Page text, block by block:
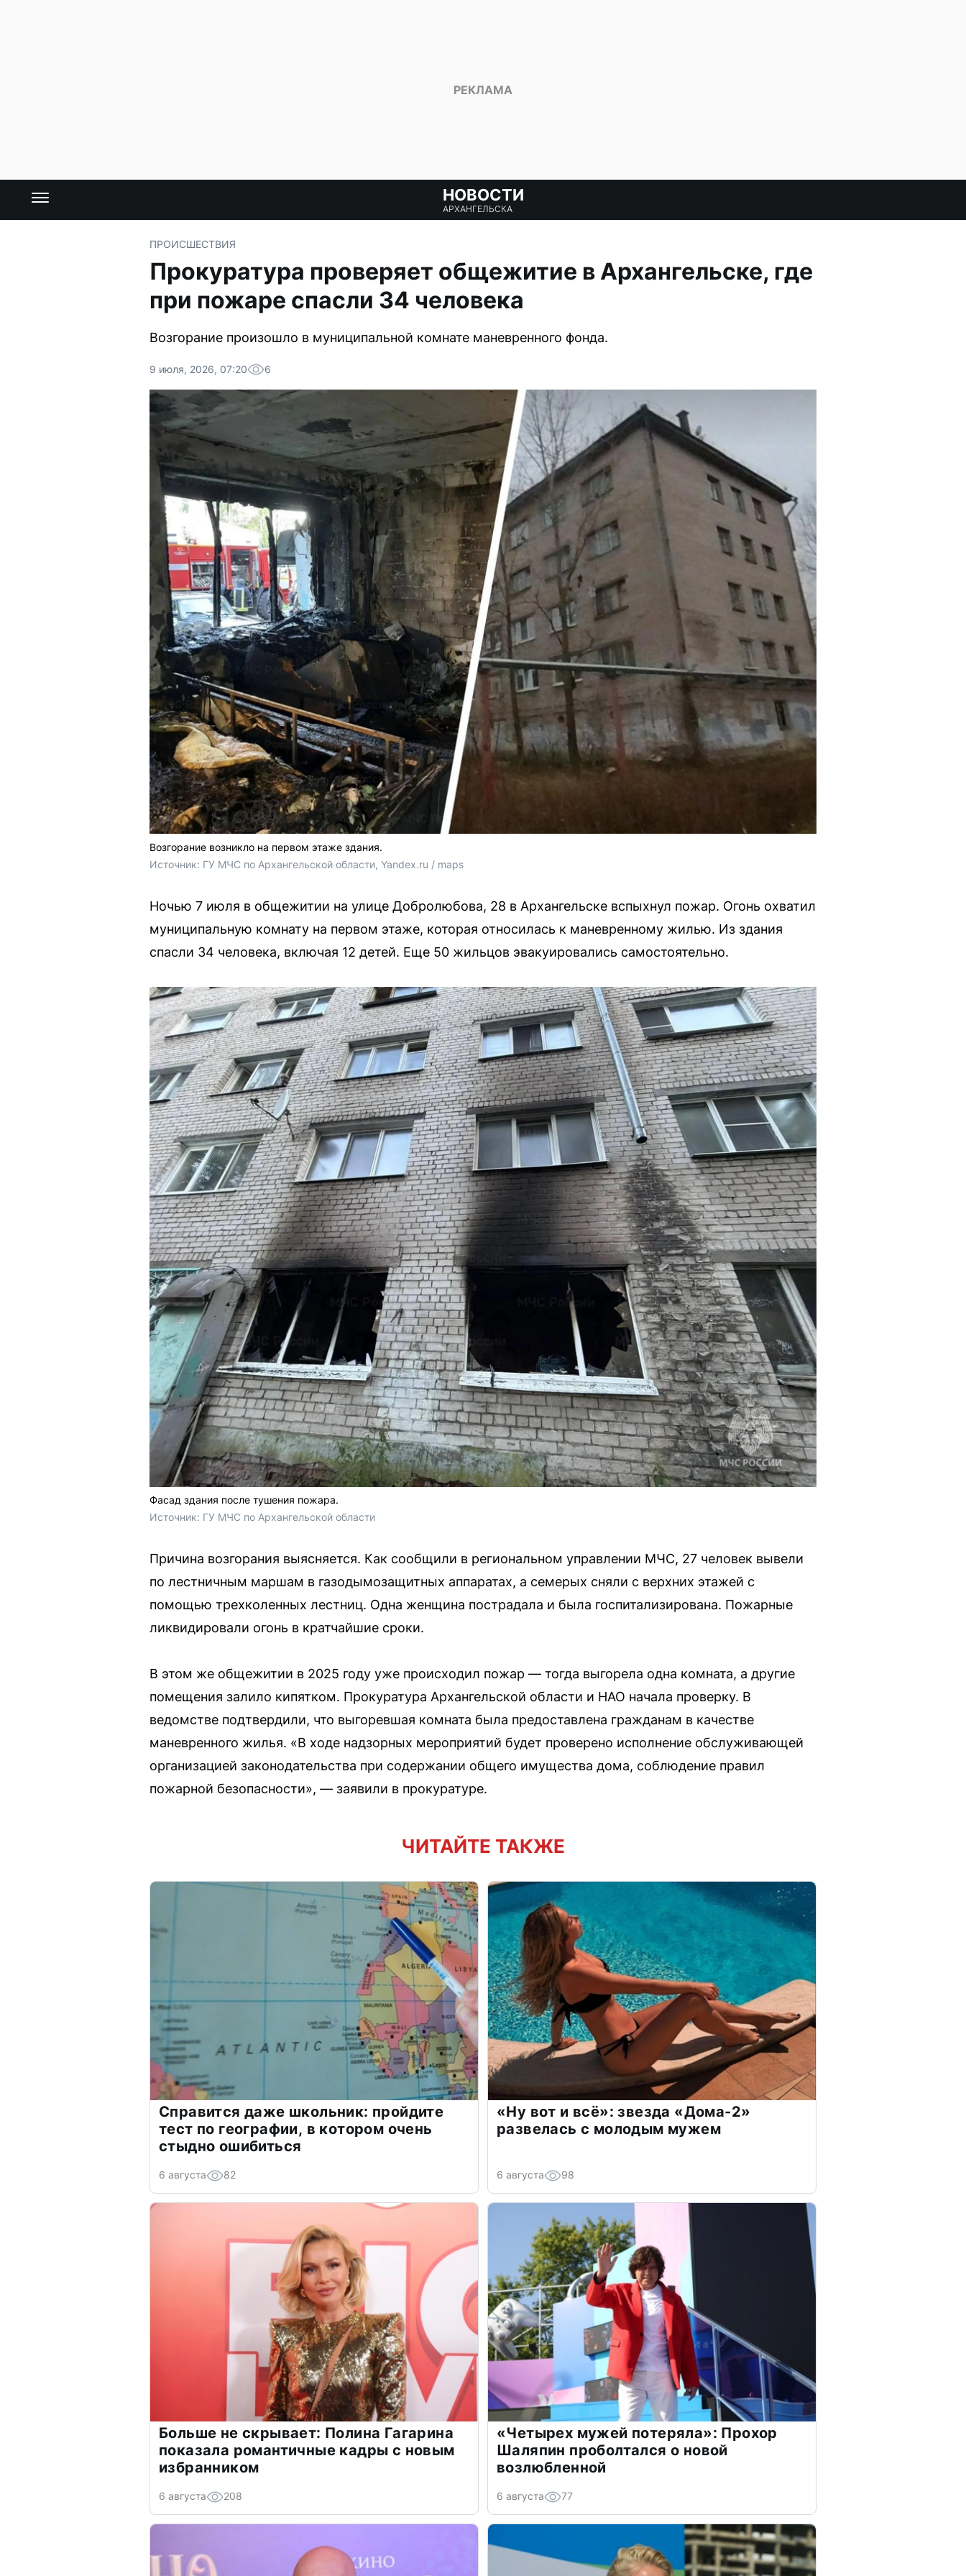
НОВОСТИ
АРХАНГЕЛЬСКА
ПРОИСШЕСТВИЯ
Прокуратура проверяет общежитие в Архангельске, где
при пожаре спасли 34 человека
Возгорание произошло в муниципальной комнате маневренного фонда.
9 июля, 2026, 07:20 6
Возгорание возникло на первом этаже здания.
Источник: ГУ МЧС по Архангельской области, Yandex.ru / maps
Ночью 7 июля в общежитии на улице Добролюбова, 28 в Архангельске вспыхнул пожар. Огонь охватил
муниципальную комнату на первом этаже, которая относилась к маневренному жилью. Из здания
спасли 34 человека, включая 12 детей. Еще 50 жильцов эвакуировались самостоятельно.
Фасад здания после тушения пожара.
Источник: ГУ МЧС по Архангельской области
Причина возгорания выясняется. Как сообщили в региональном управлении МЧС, 27 человек вывели
по лестничным маршам в газодымозащитных аппаратах, а семерых сняли с верхних этажей с
помощью трехколенных лестниц. Одна женщина пострадала и была госпитализирована. Пожарные
ликвидировали огонь в кратчайшие сроки.
В этом же общежитии в 2025 году уже происходил пожар — тогда выгорела одна комната, а другие
помещения залило кипятком. Прокуратура Архангельской области и НАО начала проверку. В
ведомстве подтвердили, что выгоревшая комната была предоставлена гражданам в качестве
маневренного жилья. «В ходе надзорных мероприятий будет проверено исполнение обслуживающей
организацией законодательства при содержании общего имущества дома, соблюдение правил
пожарной безопасности», — заявили в прокуратуре.
ЧИТАЙТЕ ТАКЖЕ
Справится даже школьник: пройдите
тест по географии, в котором очень
стыдно ошибиться
6 августа 82
«Ну вот и всё»: звезда «Дома-2»
развелась с молодым мужем
6 августа 98
Больше не скрывает: Полина Гагарина
показала романтичные кадры с новым
избранником
6 августа 208
«Четырех мужей потеряла»: Прохор
Шаляпин проболтался о новой
возлюбленной
6 августа 77